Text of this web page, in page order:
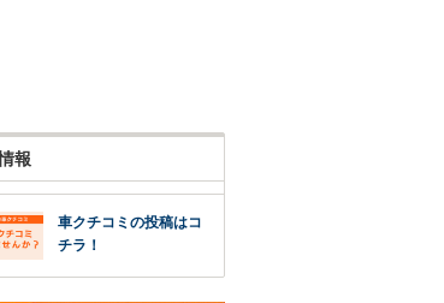
報
車クチコミの投稿はコ
チラ！